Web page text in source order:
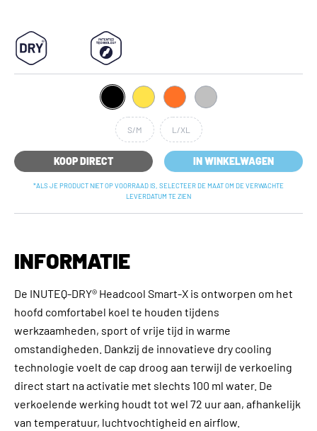
S/M L/XL
KOOP DIRECT IN WINKELWAGEN
*ALS JE PRODUCT NIET OP VOORRAAD IS, SELECTEER DE MAAT OM DE VERWACHTE
LEVERDATUM TE ZIEN
INFORMATIE
De INUTEQ-DRY® Headcool Smart-X is ontworpen om het
hoofd comfortabel koel te houden tijdens
werkzaamheden, sport of vrije tijd in warme
omstandigheden. Dankzij de innovatieve dry cooling
technologie voelt de cap droog aan terwijl de verkoeling
direct start na activatie met slechts 100 ml water. De
verkoelende werking houdt tot wel 72 uur aan, afhankelijk
van temperatuur, luchtvochtigheid en airflow.